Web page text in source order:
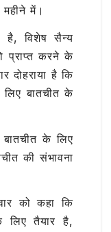
में।
है, विशेष सैन्य
प्राप्त करने के
दोहराया है कि
बातचीत के
के लिए
की संभावना
को कहा कि
लिए तैयार है,